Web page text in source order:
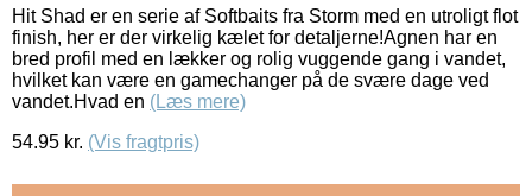
Hit Shad er en serie af Softbaits fra Storm med en utroligt flot
finish, her er der virkelig kælet for detaljerne!Agnen har en
bred profil med en lækker og rolig vuggende gang i vandet,
hvilket kan være en gamechanger på de svære dage ved
vandet.Hvad en (Læs mere)
54.95 kr. (Vis fragtpris)